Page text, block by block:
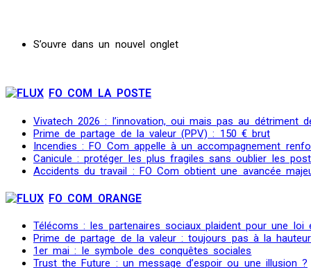
S’ouvre dans un nouvel onglet
FO COM LA POSTE
Vivatech 2026 : l’innovation, oui mais pas au détriment
Prime de partage de la valeur (PPV) : 150 € brut
Incendies : FO Com appelle à un accompagnement
Canicule : protéger les plus fragiles sans oublier les
Accidents du travail : FO Com obtient une avancée
FO COM ORANGE
Télécoms : les partenaires sociaux plaident pour une loi
Prime de partage de la valeur : toujours pas à la hauteur
1er mai : le symbole des conquêtes sociales
Trust the Future : un message d’espoir ou une illusion ?